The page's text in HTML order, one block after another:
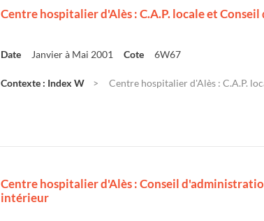
Centre hospitalier d'Alès : C.A.P. locale et
Date Janvier à Mai 2001 Cote 6W67
Contexte : Index W Centre hospitalier d'Alès : C.A.P.
Centre hospitalier d'Alès : Conseil
intérieur